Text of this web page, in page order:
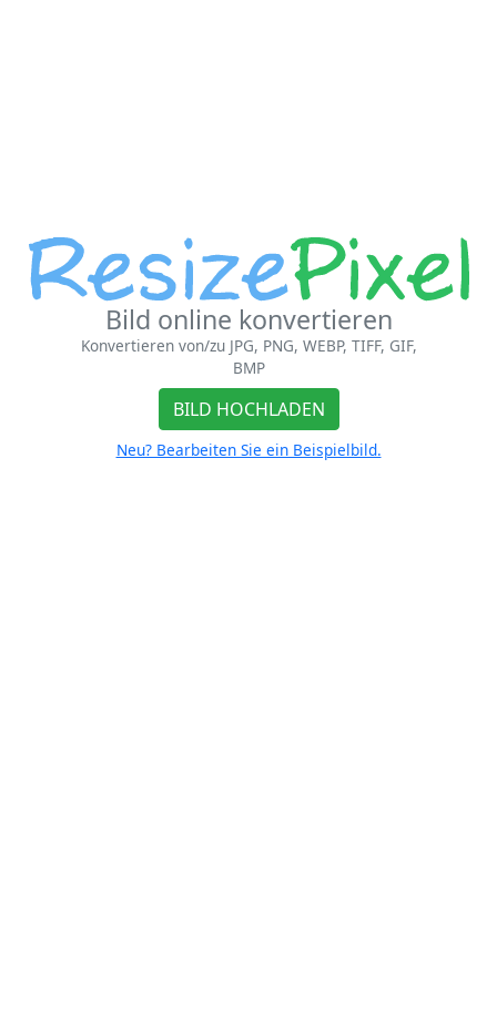
Bild online konvertieren
Konvertieren von/zu JPG, PNG, WEBP, TIFF, GIF,
BMP
BILD HOCHLADEN
Neu? Bearbeiten Sie ein Beispielbild.